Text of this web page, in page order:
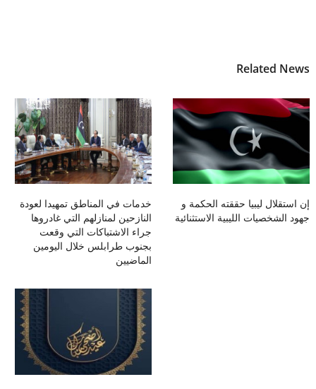
Related News
خدمات في المناطق تمهيدا لعودة
النازحين لمنازلهم التي غادروها
جراء الاشتباكات التي وقعت
بجنوب طرابلس خلال اليومين
الماضيين
إن استقلال ليبيا حققته الحكمة و
جهود الشخصيات الليبية الاستثنائية